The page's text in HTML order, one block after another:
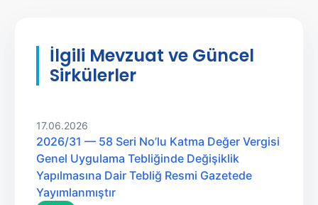
İlgili Mevzuat ve Güncel
Sirkülerler
17.06.2026
2026/31 — 58 Seri No’lu Katma Değer Vergisi
Genel Uygulama Tebliğinde Değişiklik
Yapılmasına Dair Tebliğ Resmi Gazetede
Yayımlanmıştır